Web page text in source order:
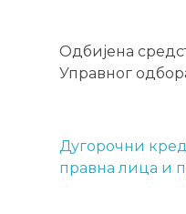
Одбијена
Управног
Дугорочни
правна лица и